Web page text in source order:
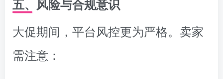
五、风险与合规意识
大促期间，平台风控更为严格。卖家
需注意：